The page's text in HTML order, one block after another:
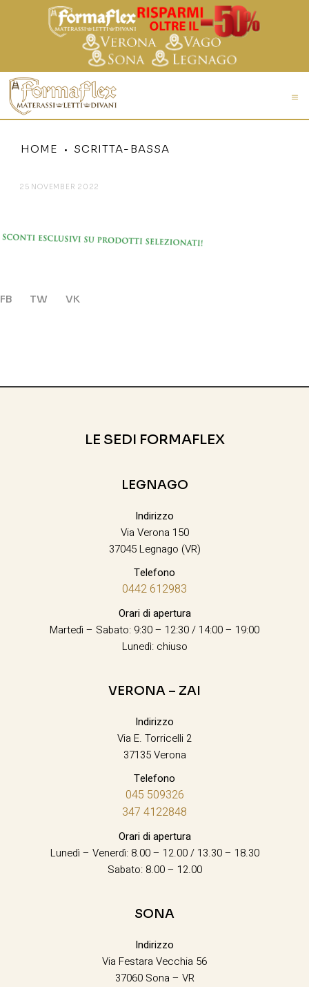
HOME SCRITTA-BASSA
25 NOVEMBER 2022
FB TW VK
LE SEDI FORMAFLEX
LEGNAGO
Indirizzo
Via Verona 150
37045 Legnago (VR)
Telefono
0442 612983
Orari di apertura
Martedì – Sabato: 9:30 – 12:30 / 14:00 – 19:00
Lunedì: chiuso
VERONA – ZAI
Indirizzo
Via E. Torricelli 2
37135 Verona
Telefono
045 509326
347 4122848
Orari di apertura
Lunedì – Venerdì: 8.00 – 12.00 / 13.30 – 18.30
Sabato: 8.00 – 12.00
SONA
Indirizzo
Via Festara Vecchia 56
37060 Sona – VR